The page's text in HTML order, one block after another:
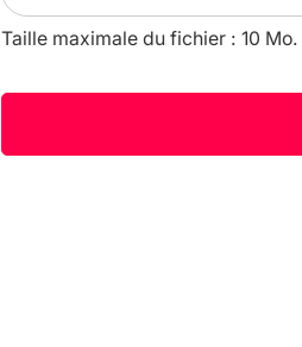
Taille maximale du fichier : 10